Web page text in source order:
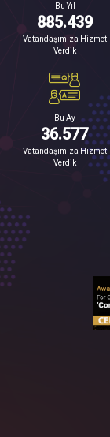
Bu Yıl
885.439
Vatandaşımıza Hizmet
Verdik
Bu Ay
36.577
Vatandaşımıza Hizmet
Verdik